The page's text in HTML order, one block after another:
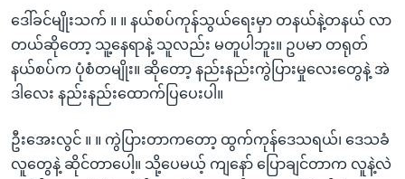
ဒေါ်ခင်မျိုးသက် ။ ။ နယ်စပ်ကုန်သွယ်ရေးမှာ တနယ်နဲ့တနယ် လာ
တယ်ဆိုတော့ သူ့နေရာနဲ့ သူလည်း မတူပါဘူး။ ဥပမာ တရုတ်
နယ်စပ်က ပုံစံတမျိုး။ ဆိုတော့ နည်းနည်းကွဲပြားမှုလေးတွေနဲ့ အဲ
ဒါလေး နည်းနည်းထောက်ပြပေးပါ။
ဦးအေးလွင် ။ ။ ကွဲပြားတာကတော့ ထွက်ကုန်ဒေသရယ်၊ ဒေသခံ
လူတွေနဲ့ ဆိုင်တာပေါ့။ သို့ပေမယ့် ကျနော် ပြောချင်တာက လူနဲ့လဲ